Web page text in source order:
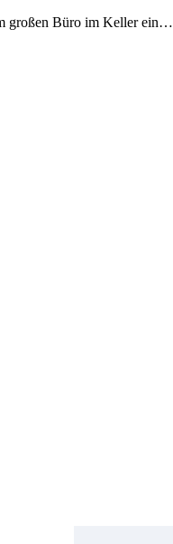
großen Büro im Keller ein…